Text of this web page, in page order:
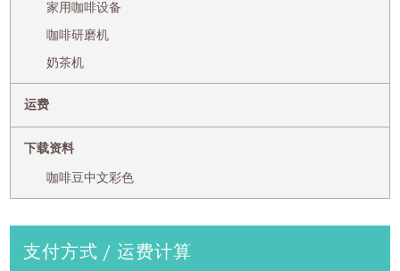
家用咖啡设备
咖啡研磨机
奶茶机
运费
下载资料
咖啡豆中文彩色
支付方式 / 运费计算